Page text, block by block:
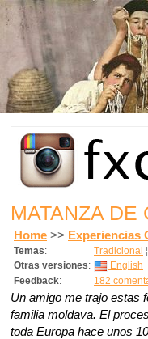
MATANZA DE
Home >> Experiencias
Temas: Tradicional ¦
Otras versiones:
English
Feedback: 182
Un amigo me trajo estas
familia moldava. El
toda Europa hace unos